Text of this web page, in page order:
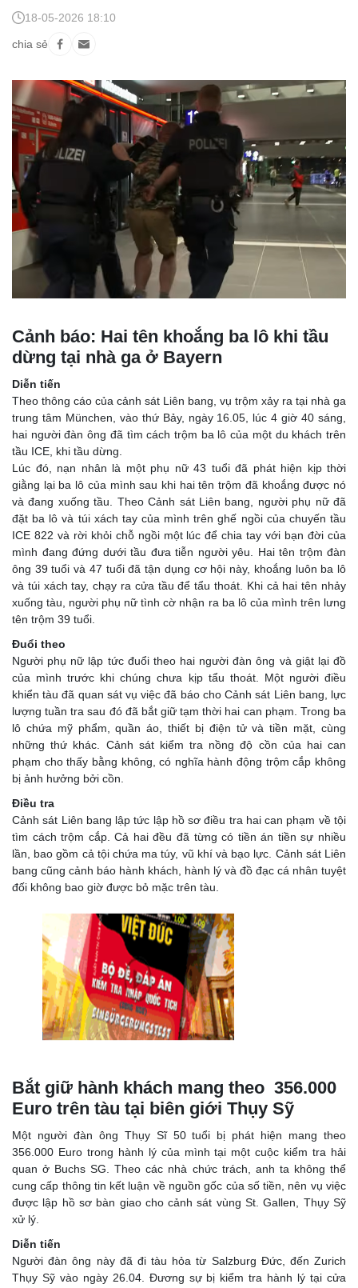
chia sẻ
18-05-2026 18:10
Cảnh báo: Hai tên khoắng ba lô khi tầu
dừng tại nhà ga ở Bayern
Diễn tiến
Theo thông cáo của cảnh sát Liên bang, vụ trộm xảy ra tại nhà ga
trung tâm München, vào thứ Bảy, ngày 16.05, lúc 4 giờ 40 sáng,
hai người đàn ông đã tìm cách trộm ba lô của một du khách trên
tầu ICE, khi tầu dừng.
Lúc đó, nạn nhân là một phụ nữ 43 tuổi đã phát hiện kịp thời
giằng lại ba lô của mình sau khi hai tên trộm đã khoắng được nó
và đang xuống tầu. Theo Cảnh sát Liên bang, người phụ nữ đã
đặt ba lô và túi xách tay của mình trên ghế ngồi của chuyến tầu
ICE 822 và rời khỏi chỗ ngồi một lúc để chia tay với bạn đời của
mình đang đứng dưới tầu đưa tiễn người yêu. Hai tên trộm đàn
ông 39 tuổi và 47 tuổi đã tận dụng cơ hội này, khoắng luôn ba lô
và túi xách tay, chạy ra cửa tầu để tẩu thoát. Khi cả hai tên nhảy
xuống tàu, người phụ nữ tình cờ nhận ra ba lô của mình trên lưng
tên trộm 39 tuổi.
Đuổi theo
Người phụ nữ lập tức đuổi theo hai người đàn ông và giật lại đồ
của mình trước khi chúng chưa kịp tẩu thoát. Một người điều
khiển tàu đã quan sát vụ việc đã báo cho Cảnh sát Liên bang, lực
lượng tuần tra sau đó đã bắt giữ tạm thời hai can phạm. Trong ba
lô chứa mỹ phẩm, quần áo, thiết bị điện tử và tiền mặt, cùng
những thứ khác. Cảnh sát kiểm tra nồng độ cồn của hai can
phạm cho thấy bằng không, có nghĩa hành động trộm cắp không
bị ảnh hưởng bởi cồn.
Điều tra
Cảnh sát Liên bang lập tức lập hồ sơ điều tra hai can phạm về tội
tìm cách trộm cắp. Cả hai đều đã từng có tiền án tiền sự nhiều
lần, bao gồm cả tội chứa ma túy, vũ khí và bạo lực. Cảnh sát Liên
bang cũng cảnh báo hành khách, hành lý và đồ đạc cá nhân tuyệt
đối không bao giờ được bỏ mặc trên tàu.
Bắt giữ hành khách mang theo 356.000
Euro trên tàu tại biên giới Thụy Sỹ
Một người đàn ông Thụy Sĩ 50 tuổi bị phát hiện mang theo
356.000 Euro trong hành lý của mình tại một cuộc kiểm tra hải
quan ở Buchs SG. Theo các nhà chức trách, anh ta không thể
cung cấp thông tin kết luận về nguồn gốc của số tiền, nên vụ việc
được lập hồ sơ bàn giao cho cảnh sát vùng St. Gallen, Thụy Sỹ
xử lý.
Diễn tiến
Người đàn ông này đã đi tàu hỏa từ Salzburg Đức, đến Zurich
Thụy Sỹ vào ngày 26.04. Đương sự bị kiểm tra hành lý tại cửa